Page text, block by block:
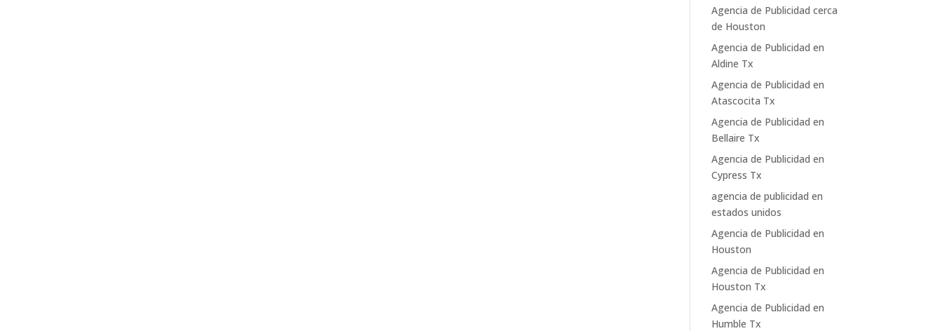
Agencia de Publicidad cerca
de Houston
Agencia de Publicidad en
Aldine Tx
Agencia de Publicidad en
Atascocita Tx
Agencia de Publicidad en
Bellaire Tx
Agencia de Publicidad en
Cypress Tx
agencia de publicidad en
estados unidos
Agencia de Publicidad en
Houston
Agencia de Publicidad en
Houston Tx
Agencia de Publicidad en
Humble Tx